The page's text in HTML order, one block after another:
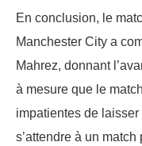
En conclusion, le
Manchester City a
Mahrez, donnant
à mesure que le
impatientes de
s’attendre à un